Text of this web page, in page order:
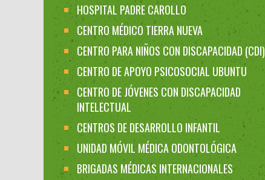
HOSPITAL PADRE CAROLLO
CENTRO MÉDICO TIERRA NUEVA
CENTRO PARA NIÑOS CON DISCAPACIDAD (CDI)
CENTRO DE APOYO PSICOSOCIAL UBUNTU
CENTRO DE JÓVENES CON DISCAPACIDAD
INTELECTUAL
CENTROS DE DESARROLLO INFANTIL
UNIDAD MÓVIL MÉDICA ODONTOLÓGICA
BRIGADAS MÉDICAS INTERNACIONALES